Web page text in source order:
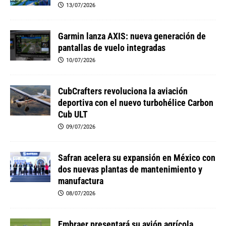
13/07/2026
Garmin lanza AXIS: nueva generación de
pantallas de vuelo integradas
10/07/2026
CubCrafters revoluciona la aviación
deportiva con el nuevo turbohélice Carbon
Cub ULT
09/07/2026
Safran acelera su expansión en México con
dos nuevas plantas de mantenimiento y
manufactura
08/07/2026